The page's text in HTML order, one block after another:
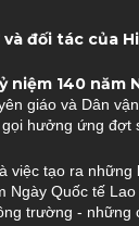
đối tác của
niệm 140 năm
giáo và Dân
hưởng ứng đợt
tạo ra
Ngày Quốc tế
trường -